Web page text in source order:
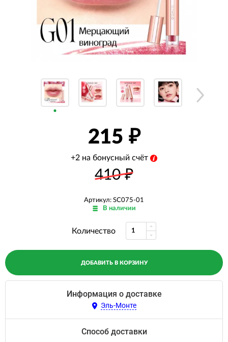
215
+2 на бонусный счёт
410₽
Артикул: SC075-01
В наличии
Количество
ДОБАВИТЬ В КОРЗИНУ
Информация о доставке
Эль-Монте
Способ доставки